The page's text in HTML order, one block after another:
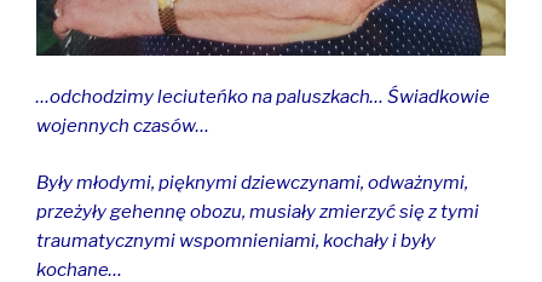
…odchodzimy leciuteńko na paluszkach… Świadkowie
wojennych czasów…
Były młodymi, pięknymi dziewczynami, odważnymi,
przeżyły gehennę obozu, musiały zmierzyć się z tymi
traumatycznymi wspomnieniami, kochały i były
kochane…